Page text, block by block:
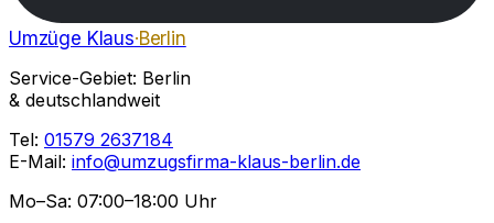
Umzüge Klaus·Berlin
Service-Gebiet: Berlin
& deutschlandweit
Tel: 01579 2637184
E-Mail: info@umzugsfirma-klaus-berlin.de
Mo–Sa: 07:00–18:00 Uhr